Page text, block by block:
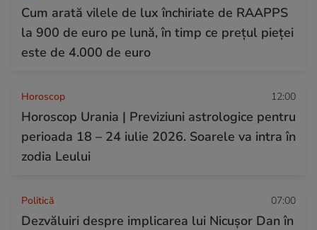
Cum arată vilele de lux închiriate de RAAPPS
la 900 de euro pe lună, în timp ce prețul pieței
este de 4.000 de euro
Horoscop 12:00
Horoscop Urania | Previziuni astrologice pentru
perioada 18 – 24 iulie 2026. Soarele va intra în
zodia Leului
Politică 07:00
Dezvăluiri despre implicarea lui Nicușor Dan în